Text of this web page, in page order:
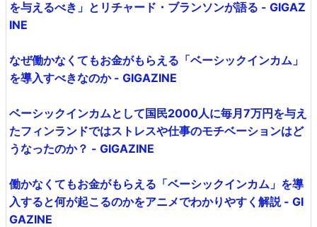
を与えるべき」とリチャード・ブランソンが語る - GIGAZ
INE
なぜ働かなくてもお金がもらえる「ベーシックインカム」
を導入すべきなのか - GIGAZINE
ベーシックインカムとして国民2000人に毎月7万円を与え
たフィンランドではストレスや仕事のモチベーションはど
うなったのか？ - GIGAZINE
働かなくてもお金がもらえる「ベーシックインカム」を導
入すると何が起こるのかをアニメでわかりやすく解説 - GI
GAZINE